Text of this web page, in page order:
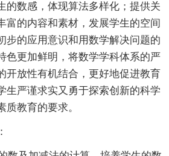
的数感，体现算法多样化；提供关
富的内容和素材，发展学生的空间
步的应用意识和用数学解决问题的
色更加鲜明，将数学学科体系的严
开放性有机结合，更好地促进教育
生严谨求实又勇于探索创新的科学
教育的要求。